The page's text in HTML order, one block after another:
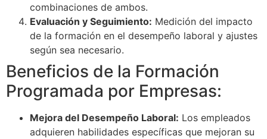
combinaciones de ambos.
Evaluación y Seguimiento: Medición del impacto
de la formación en el desempeño laboral y ajustes
según sea necesario.
Beneficios de la Formación
Programada por Empresas:
Mejora del Desempeño Laboral: Los empleados
adquieren habilidades específicas que mejoran su